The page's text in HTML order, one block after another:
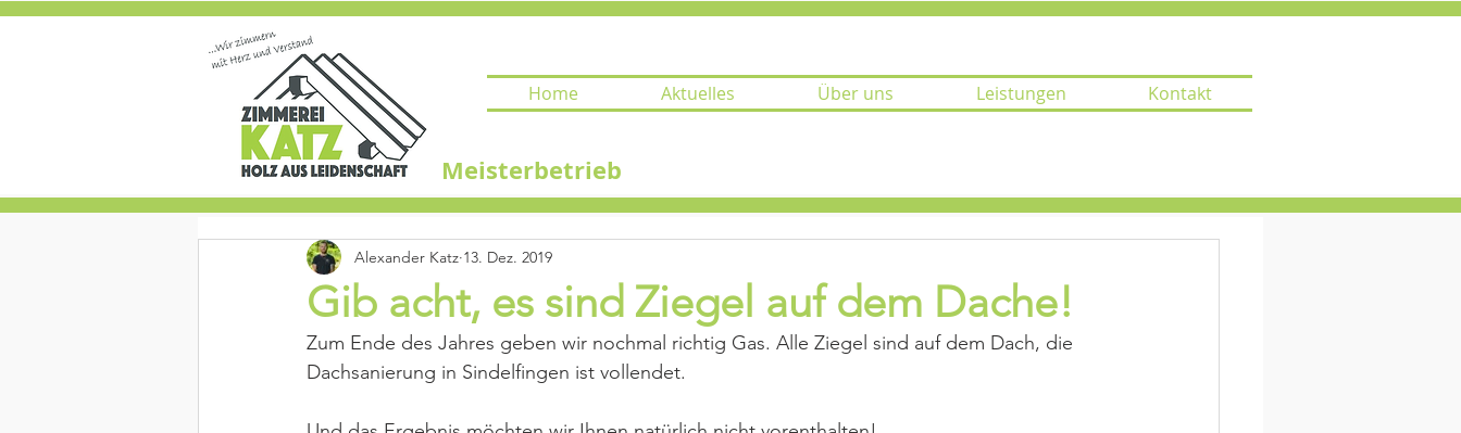
Meisterbetrieb
Home Aktuelles Über uns Leistungen Kontakt
Gib acht, es sind Ziegel auf dem Dache!
Alexander Katz 13. Dez. 2019
Zum Ende des Jahres geben wir nochmal richtig Gas. Alle Ziegel sind auf dem Dach, die
Dachsanierung in Sindelfingen ist vollendet.